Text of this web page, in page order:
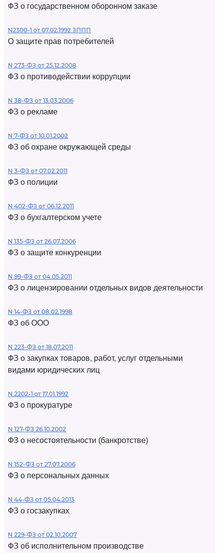
ФЗ о государственном оборонном заказе
N2300-1 от 07.02.1992 ЗППП
О защите прав потребителей
N 273-ФЗ от 25.12.2008
ФЗ о противодействии коррупции
N 38-ФЗ от 13.03.2006
ФЗ о рекламе
N 7-ФЗ от 10.01.2002
ФЗ об охране окружающей среды
N 3-ФЗ от 07.02.2011
ФЗ о полиции
N 402-ФЗ от 06.12.2011
ФЗ о бухгалтерском учете
N 135-ФЗ от 26.07.2006
ФЗ о защите конкуренции
N 99-ФЗ от 04.05.2011
ФЗ о лицензировании отдельных видов деятельности
N 14-ФЗ от 08.02.1998
ФЗ об ООО
N 223-ФЗ от 18.07.2011
ФЗ о закупках товаров, работ, услуг отдельными
видами юридических лиц
N 2202-1 от 17.01.1992
ФЗ о прокуратуре
N 127-ФЗ 26.10.2002
ФЗ о несостоятельности (банкротстве)
N 152-ФЗ от 27.07.2006
ФЗ о персональных данных
N 44-ФЗ от 05.04.2013
ФЗ о госзакупках
N 229-ФЗ от 02.10.2007
ФЗ об исполнительном производстве